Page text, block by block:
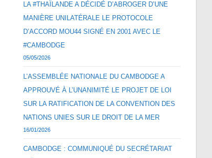
LA #THAÏLANDE A DÉCIDÉ D’ABROGER D’UNE
MANIÈRE UNILATÉRALE LE PROTOCOLE
D’ACCORD MOU44 SIGNÉ EN 2001 AVEC LE
#CAMBODGE
05/05/2026
L’ASSEMBLÉE NATIONALE DU CAMBODGE A
APPROUVÉ À L’UNANIMITÉ LE PROJET DE LOI
SUR LA RATIFICATION DE LA CONVENTION DES
NATIONS UNIES SUR LE DROIT DE LA MER
16/01/2026
CAMBODGE : COMMUNIQUÉ DU SECRÉTARIAT